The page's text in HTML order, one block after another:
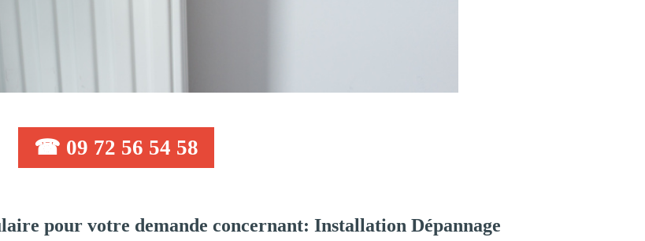
☎ 09 72 56 54 58
pour votre demande concernant: Installation Dépannage